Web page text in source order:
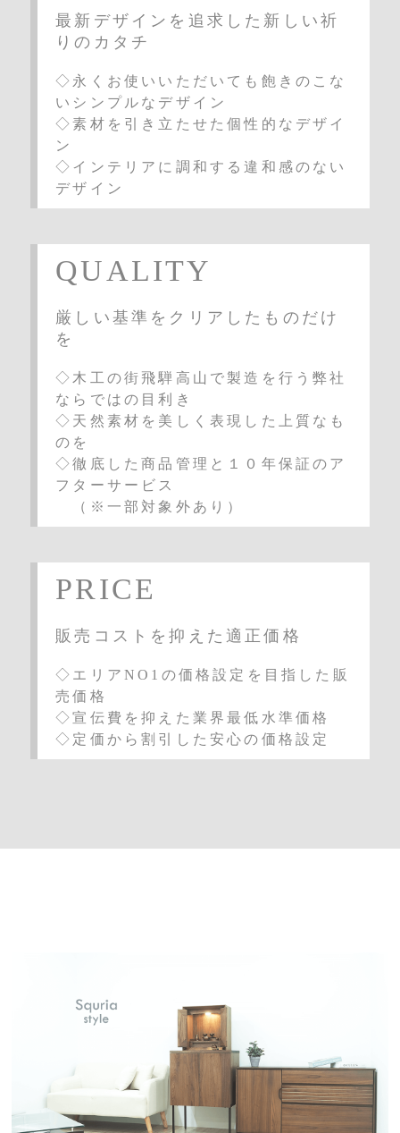
最新デザインを追求した新しい祈
りのカタチ
◇永くお使いいただいても飽きのこな
いシンプルなデザイン
◇素材を引き立たせた個性的なデザイ
ン
◇インテリアに調和する違和感のない
デザイン
QUALITY
厳しい基準をクリアしたものだけ
を
◇木工の街飛騨高山で製造を行う弊社
ならではの目利き
◇天然素材を美しく表現した上質なも
のを
◇徹底した商品管理と１０年保証のア
フターサービス
（※一部対象外あり）
PRICE
販売コストを抑えた適正価格
◇エリアNO1の価格設定を目指した販
売価格
◇宣伝費を抑えた業界最低水準価格
◇定価から割引した安心の価格設定